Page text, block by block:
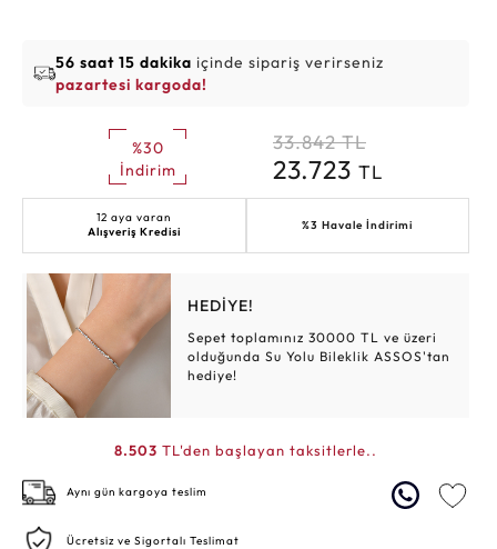
56 saat 15 dakika içinde sipariş verirseniz
pazartesi kargoda!
%30
İndirim
33.842 TL
23.723 TL
12 aya varan
Alışveriş Kredisi
%3 Havale İndirimi
HEDİYE!
Sepet toplamınız 30000 TL ve üzeri
olduğunda Su Yolu Bileklik ASSOS'tan
hediye!
8.503 TL'den başlayan taksitlerle..
Aynı gün kargoya teslim
Ücretsiz ve Sigortalı Teslimat